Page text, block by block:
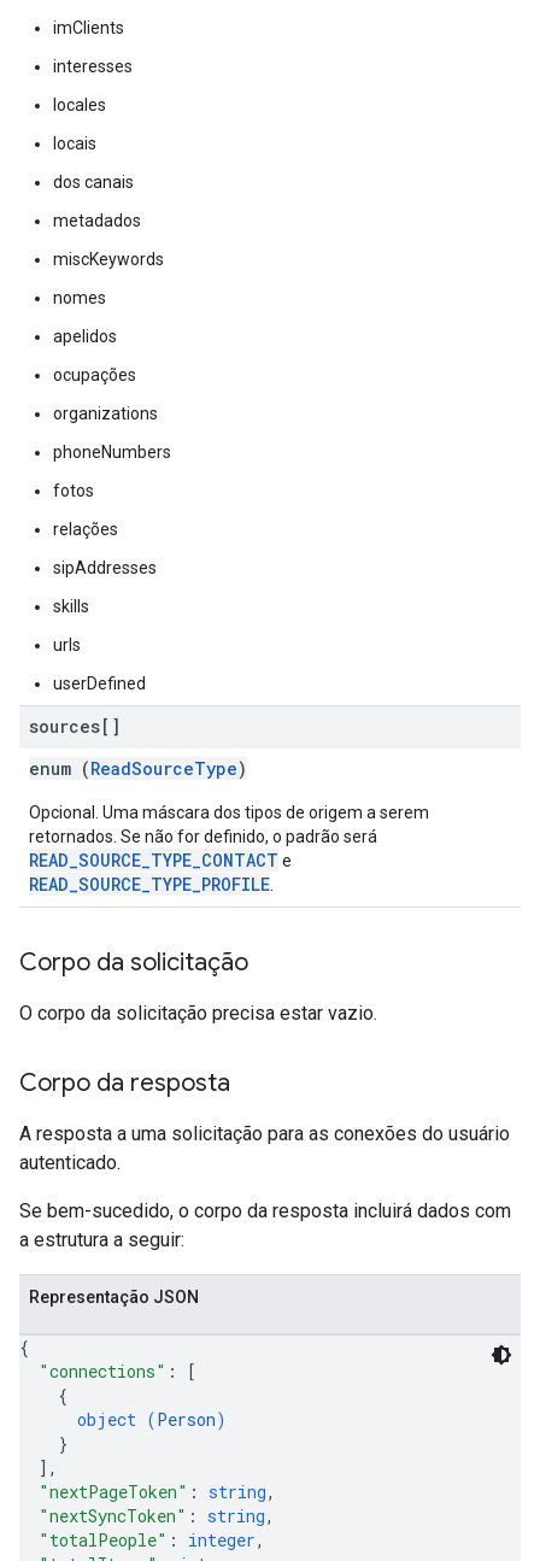
imClients
interesses
locales
locais
dos canais
metadados
miscKeywords
nomes
apelidos
ocupações
organizations
phoneNumbers
fotos
relações
sipAddresses
skills
urls
userDefined
sources[]
enum (ReadSourceType)
Opcional. Uma máscara dos tipos de origem a serem
retornados. Se não for definido, o padrão será
READ_SOURCE_TYPE_CONTACT e
READ_SOURCE_TYPE_PROFILE
Corpo da solicitação
O corpo da solicitação precisa estar vazio.
Corpo da resposta
A resposta a uma solicitação para as conexões do usuário
autenticado.
Se bem-sucedido, o corpo da resposta incluirá dados com
a estrutura a seguir:
Representação JSON
{
"connections" :
[
{
object (Person)
}
] ,
"nextPageToken" : string,
"nextSyncToken" : string,
"totalPeople" : integer,